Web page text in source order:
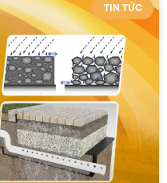
TIN TỨC